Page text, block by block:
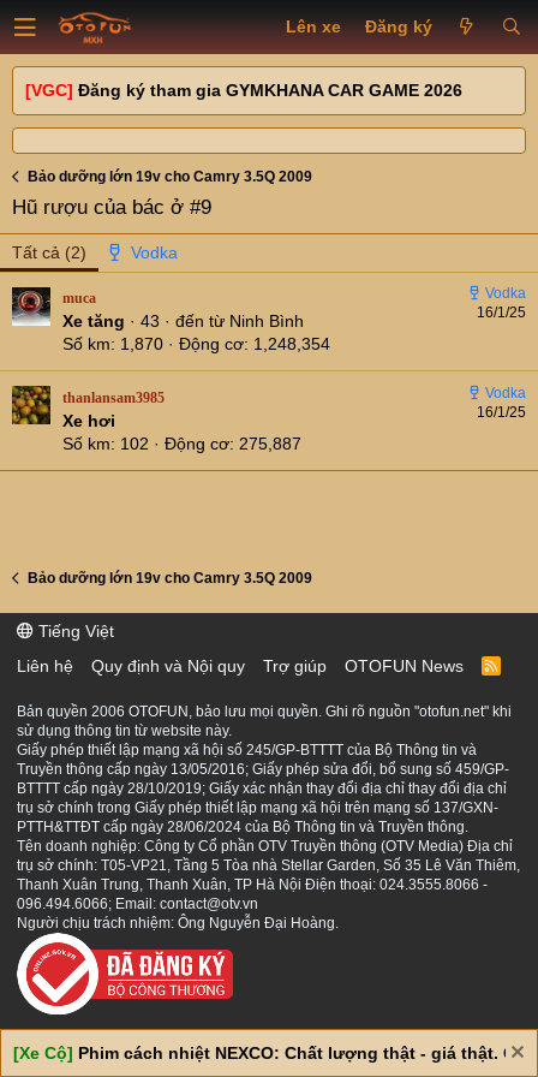
Lên xe Đăng ký
[VGC] Đăng ký tham gia GYMKHANA CAR GAME 2026
Bảo dưỡng lớn 19v cho Camry 3.5Q 2009
Hũ rượu của bác ở #9
Tất cả (2)
16/1/25
muca
Xe tăng · 43 · đến từ Ninh Bình
Số km
1,870 Động cơ 1,248,354
16/1/25
thanlansam3985
Xe hơi
Số km
102 Động cơ 275,887
Bảo dưỡng lớn 19v cho Camry 3.5Q 2009
Tiếng Việt
Liên hệ
Quy định và Nội quy Trợ giúp OTOFUN News
R
S
Bản quyền 2006 OTOFUN, bảo lưu mọi quyền. Ghi rõ nguồn "otofun.net" khi
sử dụng thông tin từ website này.
Giấy phép thiết lập mạng xã hội số 245/GP-BTTTT của Bộ Thông tin và
Truyền thông cấp ngày 13/05/2016; Giấy phép sửa đổi, bổ sung số 459/GP-
BTTTT cấp ngày 28/10/2019; Giấy xác nhận thay đổi địa chỉ thay đổi địa chỉ
trụ sở chính trong Giấy phép thiết lập mạng xã hội trên mạng số 137/GXN-
PTTH&TTĐT cấp ngày 28/06/2024 của Bộ Thông tin và Truyền thông.
Tên doanh nghiệp: Công ty Cổ phần OTV Truyền thông (OTV Media) Địa chỉ
trụ sở chính: T05-VP21, Tầng 5 Tòa nhà Stellar Garden, Số 35 Lê Văn Thiêm,
Thanh Xuân Trung, Thanh Xuân, TP Hà Nội Điện thoại: 024.3555.8066 -
096.494.6066; Email: contact@otv.vn
Người chịu trách nhiệm: Ông Nguyễn Đại Hoàng.
[Xe Cộ] Phim cách nhiệt NEXCO: Chất lượng thật - giá thật. Giá